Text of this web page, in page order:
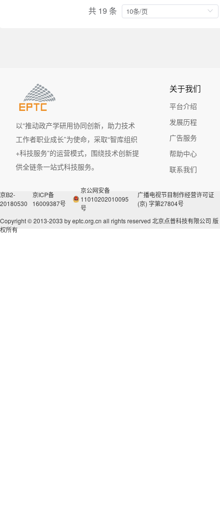
准隔离、拓扑盲区动态探测等难题，研制出智能变电站通信网络监
了覆盖多维信息的故障诊断专家库，提出了分层推演策略，实现了
测。②网络精准靶向流控技术。构建了链路流量预测模型，提出了
国际话语权和影响力。
共 19 条
以“推动政产学研用协同创新，助力技术
工作者职业成长”为使命，采取“智库组织
+科技服务”的运营模式，围绕技术创新提
供全链条一站式科技服务。
关于我们
平台介绍
发展历程
广告服务
帮助中心
联系我们
京B2-
20180530
京ICP备
16009387号
京公网安备
11010202010095
号
广播电视节目制作经营许可证
(京) 字第27804号
Copyright © 2013-2033 by eptc.org.cn all rights reserved 北京点普科技有限公司 版
权所有